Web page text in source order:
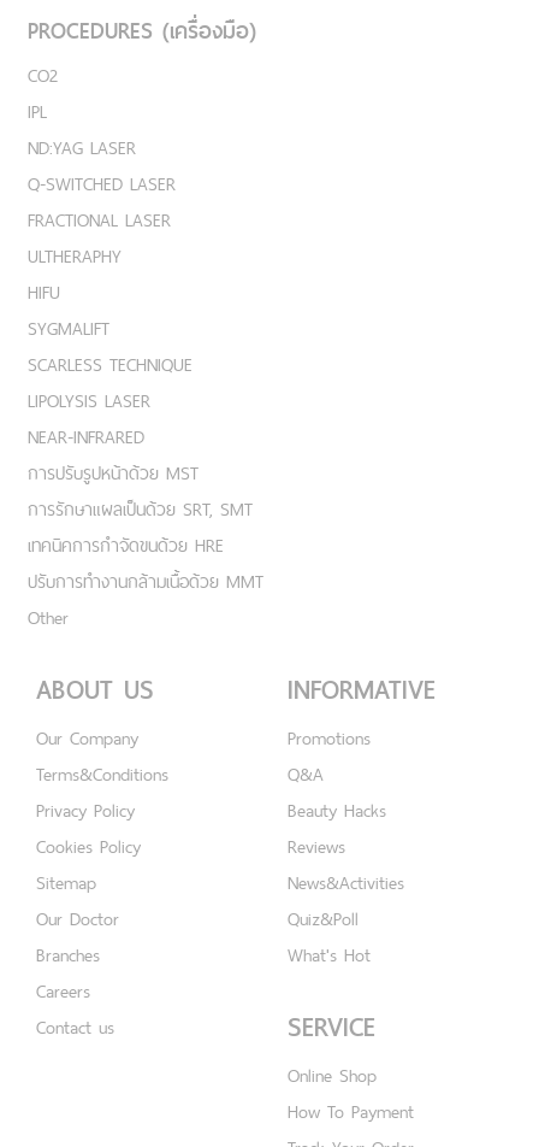
PROCEDURES (เครื่องมือ)
CO2
IPL
ND:YAG LASER
Q-SWITCHED LASER
FRACTIONAL LASER
ULTHERAPHY
HIFU
SYGMALIFT
SCARLESS TECHNIQUE
LIPOLYSIS LASER
NEAR-INFRARED
การปรับรูปหน้าด้วย MST
การรักษาแผลเป็นด้วย SRT, SMT
เทคนิคการกำจัดขนด้วย HRE
ปรับการทำงานกล้ามเนื้อด้วย MMT
Other
ABOUT US
Our Company
Terms&Conditions
Privacy Policy
Cookies Policy
Sitemap
Our Doctor
Branches
Careers
Contact us
INFORMATIVE
Promotions
Q&A
Beauty Hacks
Reviews
News&Activities
Quiz&Poll
What's Hot
SERVICE
Online Shop
How To Payment